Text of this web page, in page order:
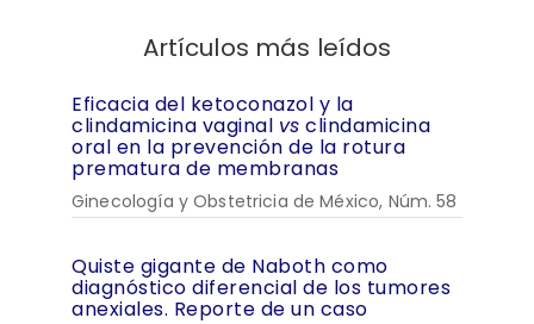
Artículos más leídos
Eficacia del ketoconazol y la
clindamicina vaginal vs clindamicina
oral en la prevención de la rotura
prematura de membranas
Ginecología y Obstetricia de México, Núm. 58
Quiste gigante de Naboth como
diagnóstico diferencial de los tumores
anexiales. Reporte de un caso